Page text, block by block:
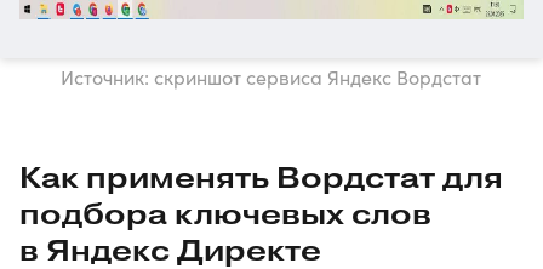
Источник: скриншот сервиса Яндекс Вордстат
Как применять Вордстат для
подбора ключевых слов
в Яндекс Директе